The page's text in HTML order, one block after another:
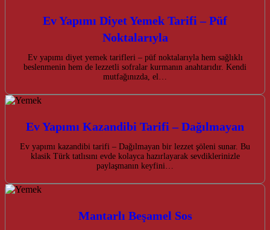
Ev Yapımı Diyet Yemek Tarifi – Püf
Noktalarıyla
Ev yapımı diyet yemek tarifleri – püf noktalarıyla hem sağlıklı
beslenmenin hem de lezzetli sofralar kurmanın anahtarıdır. Kendi
mutfağınızda, el…
Ev Yapımı Kazandibi Tarifi – Dağılmayan
Ev yapımı kazandibi tarifi – Dağılmayan bir lezzet şöleni sunar. Bu
klasik Türk tatlısını evde kolayca hazırlayarak sevdiklerinizle
paylaşmanın keyfini…
Mantarlı Beşamel Sos